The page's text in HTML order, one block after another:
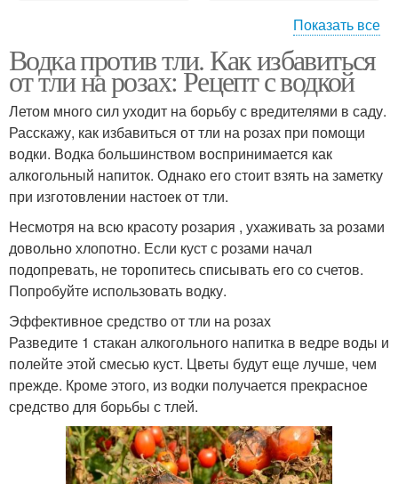
Пыль для томатов Пыль для огурцов
Пыль с горчицей Пыль в садоводстве
Табачная шашка Табачный дым
Пыль на огороде Пыль для капусты
Пыль для лука
Показать все
Водка против тли. Как избавиться
от тли на розах: Рецепт с водкой
Летом много сил уходит на борьбу с вредителями в саду.
Расскажу, как избавиться от тли на розах при помощи
водки. Водка большинством воспринимается как
алкогольный напиток. Однако его стоит взять на заметку
при изготовлении настоек от тли.
Несмотря на всю красоту розария , ухаживать за розами
довольно хлопотно. Если куст с розами начал
подопревать, не торопитесь списывать его со счетов.
Попробуйте использовать водку.
Эффективное средство от тли на розах
Разведите 1 стакан алкогольного напитка в ведре воды и
полейте этой смесью куст. Цветы будут еще лучше, чем
прежде. Кроме этого, из водки получается прекрасное
средство для борьбы с тлей.